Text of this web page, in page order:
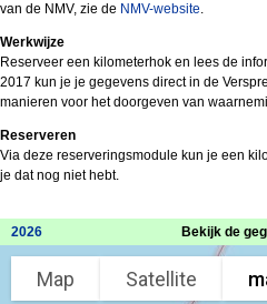
van de NMV, zie de NMV-website.
Werkwijze
Reserveer een kilometerhok en lees de
2017 kun je je gegevens direct in de
manieren voor het doorgeven van
Reserveren
Via deze reserveringsmodule kun je een
je dat nog niet hebt.
2026 Bekijk de
Map Satellite